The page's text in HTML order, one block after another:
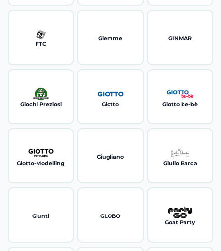
FTC
Giemme GINMAR
Giochi Preziosi Giotto Giotto be-bè
Giotto-Modelling
Giugliano
Giulio Barca
Giunti
GLOBO
Goat Party